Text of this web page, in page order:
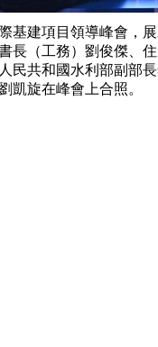
基建項目領導峰會，
長（工務）劉俊傑、
民共和國水利部副部
凱旋在峰會上合照。